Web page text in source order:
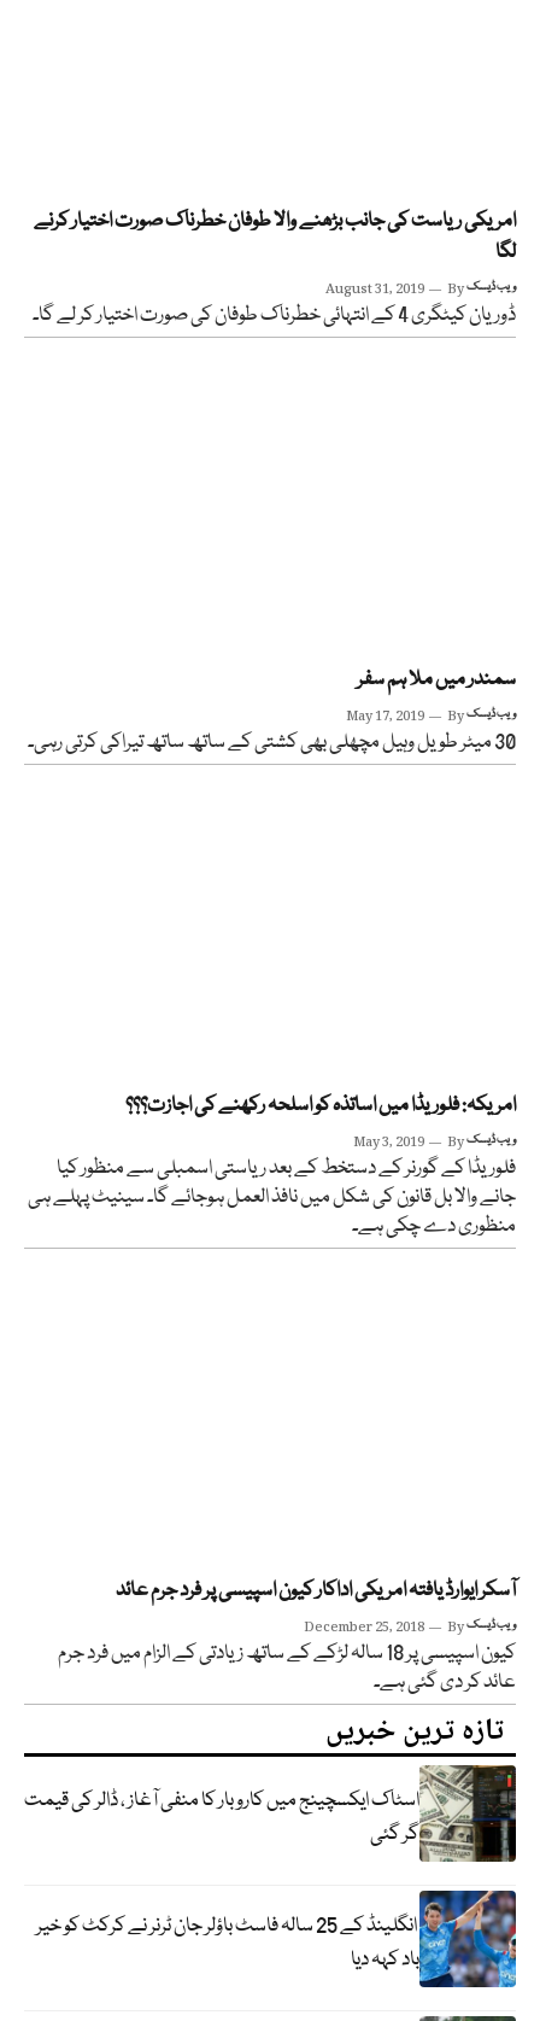
امریکی ریاست کی جانب بڑھنے والا طوفان خطرناک صورت اختیار کرنے
لگا
August 31, 2019 Byویب ڈیسک
ڈوریان کیٹگری 4 کے انتہائی خطرناک طوفان کی صورت اختیار کر لے گا۔
سمندر میں ملا ہم سفر
May 17, 2019 Byویب ڈیسک
30 میٹر طویل وہیل مچھلی بھی کشتی کے ساتھ ساتھ تیراکی کرتی رہی۔
امریکہ: فلوریڈا میں اساتذہ کو اسلحہ رکھنے کی اجازت؟؟؟
May 3, 2019 Byویب ڈیسک
فلوریڈا کے گورنر کے دستخط کے بعد ریاستی اسمبلی سے منظور کیا
جانے والا بل قانون کی شکل میں نافذ العمل ہوجائے گا۔ سینیٹ پہلے ہی
منظوری دے چکی ہے۔
آسکر ایوارڈ یافتہ امریکی اداکار کیون اسپیسی پر فرد جرم عائد
December 25, 2018 Byویب ڈیسک
کیون اسپیسی پر 18 سالہ لڑکے کے ساتھ زیادتی کے الزام میں فرد جرم
عائد کر دی گئی ہے۔
تازہ ترین خبریں
اسٹاک ایکسچینج میں کاروبار کا منفی آغاز ، ڈالر کی قیمت
گر گئی
انگلینڈ کے 25 سالہ فاسٹ باؤلر جان ٹرنر نے کرکٹ کو خیر
باد کہہ دیا